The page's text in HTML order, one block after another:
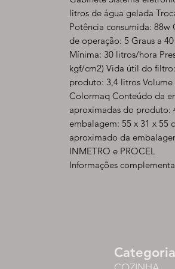
litros de água gelada
Potência consumida:
de operação: 5 Graus a
Mínima: 30 litros/hora
kgf/cm2) Vida útil do
produto: 3,4 litros
Colormaq Conteúdo da
aproximadas do produto:
embalagem: 55 x 31 x 55
aproximado da
INMETRO e PROCEL
Informações